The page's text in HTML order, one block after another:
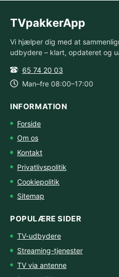
TVpakkerApp
Vi hjælper dig med at
udbydere – klart, opdateret og
65 74 20 03
Man–fre 08:00–17:00
INFORMATION
Forside
Om os
Kontakt
Privatlivspolitik
Cookiepolitik
Sitemap
POPULÆRE SIDER
TV-udbydere
Streaming-tjenester
TV via antenne